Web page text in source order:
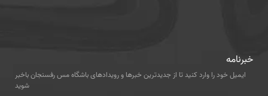
خبرنامه
ایمیل خود را وارد کنید تا از جدیدترین خبرها و رویدادهای باشگاه مس رفسنجان باخبر
شوید